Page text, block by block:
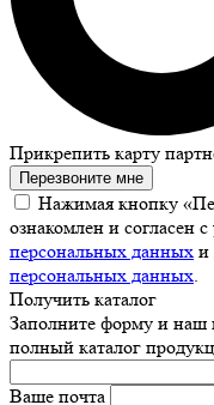
Прикрепить карту
Перезвоните мне
Нажимая кнопку
ознакомлен и согласен
персональных данных и
персональных данных.
Получить каталог
Заполните форму и наш
полный каталог
Ваше почта